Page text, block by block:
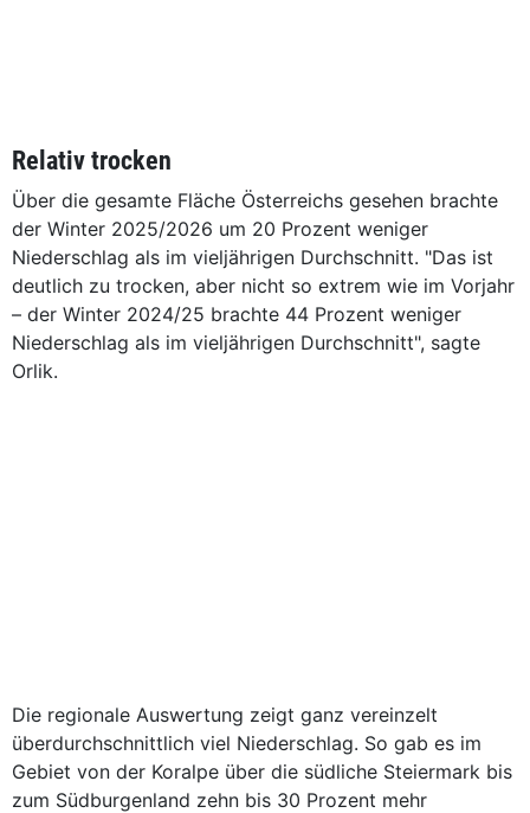
Relativ trocken
Über die gesamte Fläche Österreichs gesehen brachte
der Winter 2025/2026 um 20 Prozent weniger
Niederschlag als im vieljährigen Durchschnitt. "Das ist
deutlich zu trocken, aber nicht so extrem wie im Vorjahr
– der Winter 2024/25 brachte 44 Prozent weniger
Niederschlag als im vieljährigen Durchschnitt", sagte
Orlik.
Die regionale Auswertung zeigt ganz vereinzelt
überdurchschnittlich viel Niederschlag. So gab es im
Gebiet von der Koralpe über die südliche Steiermark bis
zum Südburgenland zehn bis 30 Prozent mehr